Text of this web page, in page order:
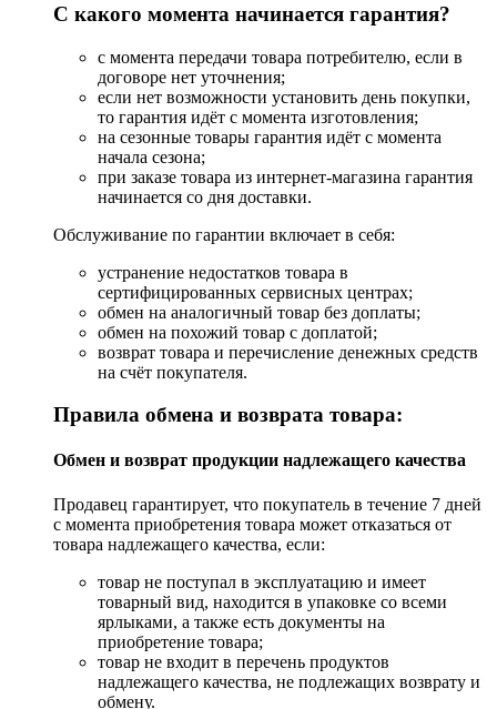
С какого момента начинается гарантия?
с момента передачи товара потребителю, если в
договоре нет уточнения;
если нет возможности установить день покупки,
то гарантия идёт с момента изготовления;
на сезонные товары гарантия идёт с момента
начала сезона;
при заказе товара из интернет-магазина гарантия
начинается со дня доставки.
Обслуживание по гарантии включает в себя:
устранение недостатков товара в
сертифицированных сервисных центрах;
обмен на аналогичный товар без доплаты;
обмен на похожий товар с доплатой;
возврат товара и перечисление денежных средств
на счёт покупателя.
Правила обмена и возврата товара:
Обмен и возврат продукции надлежащего качества
Продавец гарантирует, что покупатель в течение 7 дней
с момента приобретения товара может отказаться от
товара надлежащего качества, если:
товар не поступал в эксплуатацию и имеет
товарный вид, находится в упаковке со всеми
ярлыками, а также есть документы на
приобретение товара;
товар не входит в перечень продуктов
надлежащего качества, не подлежащих возврату и
обмену.